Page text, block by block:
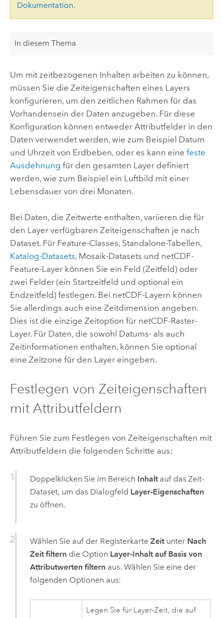
Dokumentation.
In diesem Thema
Um mit zeitbezogenen Inhalten arbeiten zu können,
müssen Sie die Zeiteigenschaften eines Layers
konfigurieren, um den zeitlichen Rahmen für das
Vorhandensein der Daten anzugeben. Für diese
Konfiguration können entweder Attributfelder in den
Daten verwendet werden, wie zum Beispiel Datum
und Uhrzeit von Erdbeben, oder es kann eine feste
Ausdehnung für den gesamten Layer definiert
werden, wie zum Beispiel ein Luftbild mit einer
Lebensdauer von drei Monaten.
Bei Daten, die Zeitwerte enthalten, variieren die für
den Layer verfügbaren Zeiteigenschaften je nach
Dataset. Für Feature-Classes, Standalone-Tabellen,
Katalog-Datasets, Mosaik-Datasets und netCDF-
Feature-Layer können Sie ein Feld (Zeitfeld) oder
zwei Felder (ein Startzeitfeld und optional ein
Endzeitfeld) festlegen. Bei netCDF-Layern können
Sie allerdings auch eine Zeitdimension angeben.
Dies ist die einzige Zeitoption für netCDF-Raster-
Layer. Für Daten, die sowohl Datums- als auch
Zeitinformationen enthalten, können Sie optional
eine Zeitzone für den Layer eingeben.
Festlegen von Zeiteigenschaften
mit Attributfeldern
Führen Sie zum Festlegen von Zeiteigenschaften mit
Attributfeldern die folgenden Schritte aus:
Doppelklicken Sie im Bereich Inhaltauf das Zeit-
Dataset, um das Dialogfeld Layer-Eigenschaften
zu öffnen.
Wählen Sie auf der Registerkarte Zeitunter Nach
Zeit filterndie Option Layer-Inhalt auf Basis von
Attributwerten filternaus. Wählen Sie eine der
folgenden Optionen aus:
Legen Sie für Layer-Zeit, die auf